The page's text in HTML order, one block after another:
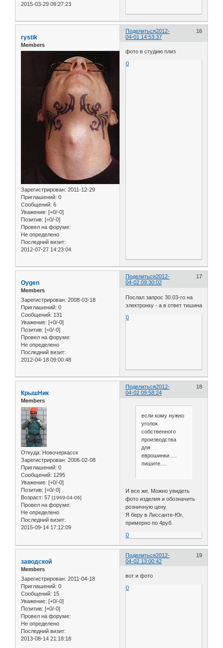
2015-03-29 09:27:23
Поделиться 16
2012-
04-01 14:53:37
rystik
Members
Зарегистрирован: 2011-12-29
Приглашений: 0
Сообщений: 6
Уважение: [+0/-0]
Позитив: [+0/-0]
Провел на форуме:
Не определено
Последний визит:
2012-07-27 14:23:04
фото в студию плиз
0
Поделиться 17
2012-
04-02 09:30:02
Oygen
Members
Зарегистрирован: 2008-03-18
Приглашений: 0
Сообщений: 131
Уважение: [+0/-0]
Позитив: [+0/-0]
Провел на форуме:
Не определено
Последний визит:
2012-04-18 09:00:48
Послал запрос 30.03-го на
электронку - а в ответ тишина
0
Поделиться 18
2012-
04-02 09:58:24
КрышНик
Members
Откуда: Новочеркасск
Зарегистрирован: 2006-02-08
Приглашений: 0
Сообщений: 1295
Уважение: [+0/-0]
Позитив: [+0/-0]
Возраст: 57 [1969-04-06]
Провел на форуме:
Не определено
Последний визит:
2015-09-14 17:12:09
если кому нужно
уголок
собственного
производства
для
еврошинки.....
пишите....
И все же. Можно увидеть
фото изделия и обозначить
розничную цену.
Я беру в Лиссанте-Юг,
примерно по 4руб.
0
Поделиться 19
2012-
04-02 13:00:42
заводской
Members
Зарегистрирован: 2011-04-18
Приглашений: 0
Сообщений: 15
Уважение: [+0/-0]
Позитив: [+0/-0]
Провел на форуме:
Не определено
Последний визит:
2013-08-14 21:18:18
вот и фото
0